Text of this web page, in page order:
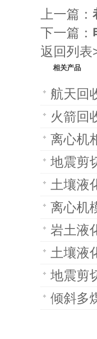
上一篇：
下一篇：
返回列表
相关产品
航天回
火箭回
离心机
地震剪
土壤液
离心机
岩土液
土壤液
地震剪
倾斜多